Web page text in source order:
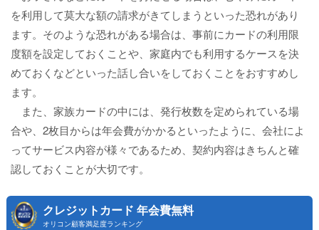
を利用して莫大な額の請求がきてしまうといった恐れがあり
ます。そのような恐れがある場合は、事前にカードの利用限
度額を設定しておくことや、家庭内でも利用するケースを決
めておくなどといった話し合いをしておくことをおすすめし
ます。
また、家族カードの中には、発行枚数を定められている場
合や、2枚目からは年会費がかかるといったように、会社によ
ってサービス内容が様々であるため、契約内容はきちんと確
認しておくことが大切です。
クレジットカード 年会費無料
オリコン顧客満足度ランキング